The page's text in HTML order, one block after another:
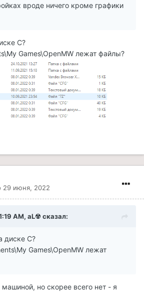
вроде ничего кроме графики
C?
Games\OpenMW лежат файлы?
29 июня, 2022
AM, aL☢ сказал:
диске C?
Games\OpenMW лежат
но скорее всего нет - я